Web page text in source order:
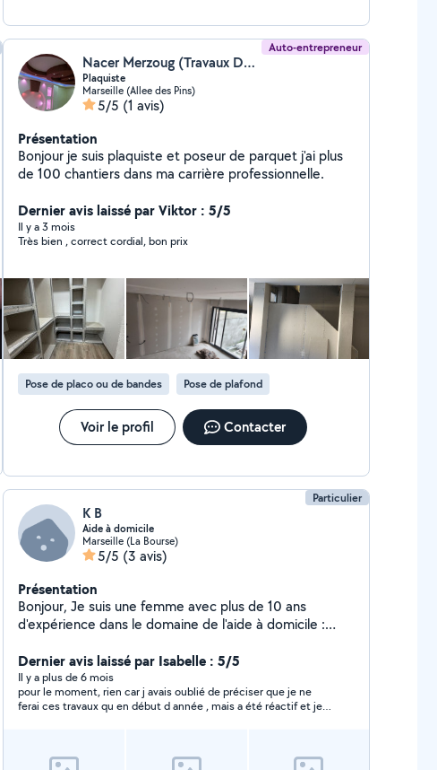
Auto-entrepreneur
Nacer Merzoug (Travaux De Rénovation Intérieure)
Plaquiste
Marseille (Allee des Pins)
5/5 (1 avis)
Présentation
Bonjour je suis plaquiste et poseur de parquet j'ai plus
de 100 chantiers dans ma carrière professionnelle.
Dernier avis laissé par Viktor : 5/5
Il y a 3 mois
Très bien , correct cordial, bon prix
Pose de placo ou de bandes Pose de plafond
Voir le profil Contacter
Particulier
K B
Aide à domicile
Marseille (La Bourse)
5/5 (3 avis)
Présentation
Bonjour, Je suis une femme avec plus de 10 ans
d'expérience dans le domaine de l'aide à domicile :
sans exception, ainsi que l'accompagnement des
personnes âgées dans leur vie quotidienne. Je travaille
également avec mon mari, qui est un « homme toutes
mains », c'est-à-dire qu'il prend en charge tous les
Dernier avis laissé par Isabelle : 5/5
Il y a plus de 6 mois
pour le moment, rien car j avais oublié de préciser que je ne
ferai ces travaux qu en début d année , mais a été réactif et je l